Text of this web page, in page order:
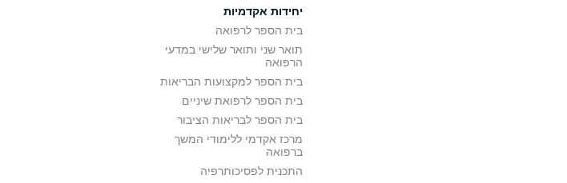
יחידות אקדמיות
בית הספר לרפואה
תואר שני ותואר שלישי במדעי
הרפואה
בית הספר למקצועות הבריאות
בית הספר לרפואת שיניים
בית הספר לבריאות הציבור
מרכז אקדמי ללימודי המשך
ברפואה
התכנית לפסיכותרפיה